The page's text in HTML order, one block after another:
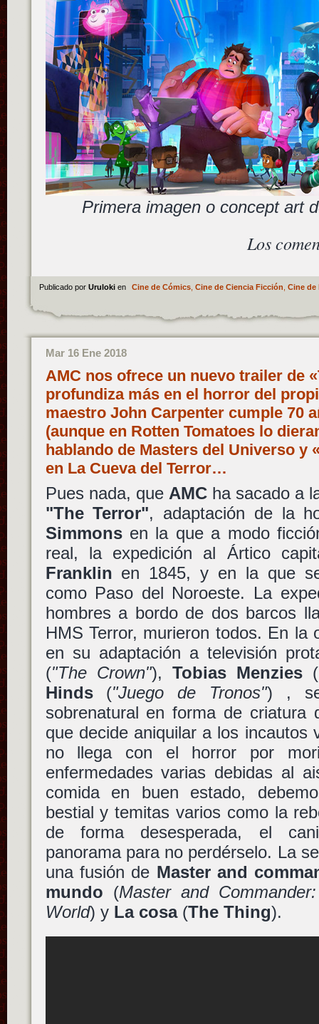
Primera imagen o concept art
Los
Publicado por Uruloki en Cine de Cómics, Cine de Ciencia Ficción Cine de
Mar 16 Ene 2018
AMC nos ofrece un nuevo trailer de
profundiza más en el horror del
maestro John Carpenter cumple 70
(aunque en Rotten Tomatoes lo
hablando de Masters del Universo y
en La Cueva del Terror…
Pues nada, que AMCha sacado a
"The Terror", adaptación de la
Simmonsen la que a modo
real, la expedición al Ártico
Franklin en 1845, y en la que
como Paso del Noroeste. La
hombres a bordo de dos barcos
HMS Terror, murieron todos. En la
en su adaptación a televisión
("The Crown"), Tobias Menzies (
Hinds("Juego de Tronos") , se
sobrenatural en forma de
que decide aniquilar a los incautos
no llega con el horror por
enfermedades varias debidas al
comida en buen estado,
bestial y temitas varios como la
de forma desesperada, el
panorama para no perdérselo. La
una fusión de Master and
mundo (Master and
World) y La cosa(The Thing).